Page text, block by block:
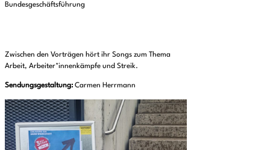
Bundesgeschäftsführung
Zwischen den Vorträgen hört ihr Songs zum Thema
Arbeit, Arbeiter*innenkämpfe und Streik.
Sendungsgestaltung: Carmen Herrmann